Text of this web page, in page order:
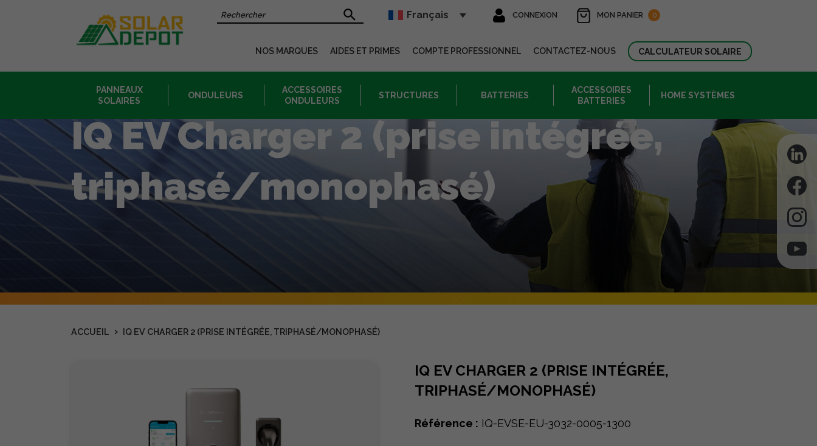
Recherche sur le site Français CONNEXION MON PANIER 0
NOS MARQUES AIDES ET PRIMES COMPTE PROFESSIONNEL CONTACTEZ-NOUS CALCULATEUR SOLAIRE
PANNEAUX
SOLAIRES
ONDULEURS
ACCESSOIRES
ONDULEURS
STRUCTURES BATTERIES
ACCESSOIRES
BATTERIES
HOME SYSTÈMES
IQ EV Charger 2 (prise intégrée,
triphasé/monophasé)
ACCUEIL › IQ EV CHARGER 2 (PRISE INTÉGRÉE, TRIPHASÉ/MONOPHASÉ)
IQ EV CHARGER 2 (PRISE INTÉGRÉE,
TRIPHASÉ/MONOPHASÉ)
Référence : IQ-EVSE-EU-3032-0005-1300